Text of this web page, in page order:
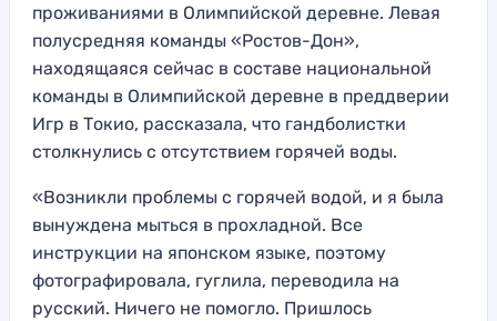
проживаниями в Олимпийской деревне. Левая
полусредняя команды «Ростов-Дон»,
находящаяся сейчас в составе национальной
команды в Олимпийской деревне в преддверии
Игр в Токио, рассказала, что гандболистки
столкнулись с отсутствием горячей воды.
«Возникли проблемы с горячей водой, и я была
вынуждена мыться в прохладной. Все
инструкции на японском языке, поэтому
фотографировала, гуглила, переводила на
русский. Ничего не помогло. Пришлось